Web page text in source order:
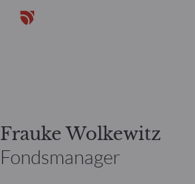
Frauke Wolkewitz
Fondsmanager